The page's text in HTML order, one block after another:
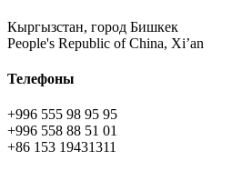
Кыргызстан, город Бишкек
People's Republic of China, Xi’an
Телефоны
+996 555 98 95 95
+996 558 88 51 01
+86 153 19431311